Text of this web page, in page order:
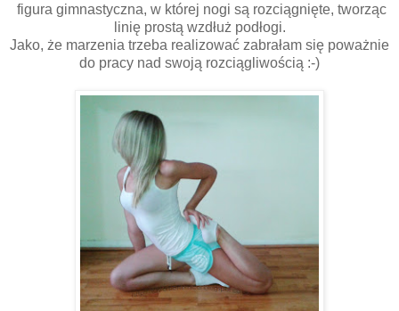
figura gimnastyczna, w której nogi są rozciągnięte, tworząc
linię prostą wzdłuż podłogi.
Jako, że marzenia trzeba realizować zabrałam się poważnie
do pracy nad swoją rozciągliwością :-)